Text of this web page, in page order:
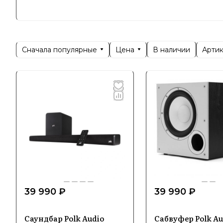
Polk
Именно
Сначала популярные Цена В наличии
39 990 ₽
Саундбар Polk Audio
39 990 ₽
Сабвуфер Polk